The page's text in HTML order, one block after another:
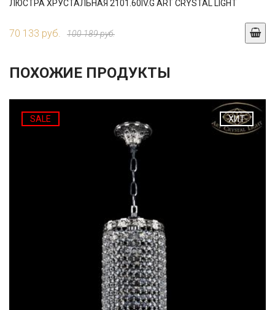
ЛЮСТРА ХРУСТАЛЬНАЯ 2101.60IV.G ART CRYSTAL LIGHT
70 133 руб. 100 189 руб.
ПОХОЖИЕ ПРОДУКТЫ
ХИТ
SALE